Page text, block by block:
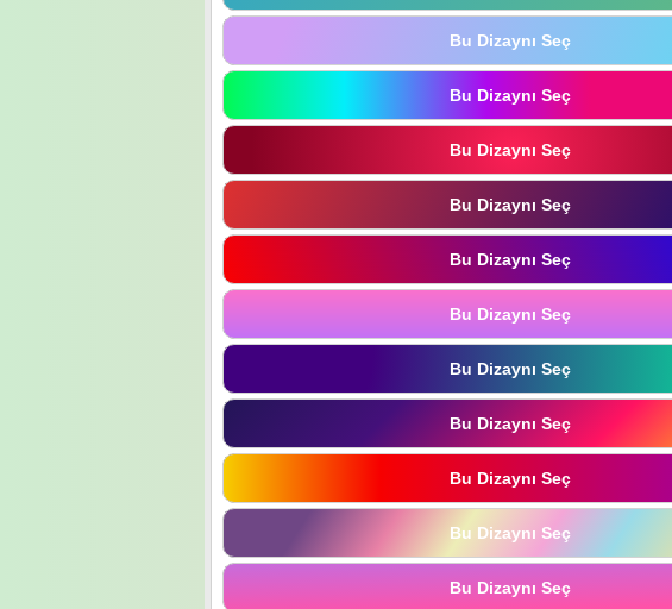
Bu Dizaynı Seç
Bu Dizaynı Seç
Bu Dizaynı Seç
Bu Dizaynı Seç
Bu Dizaynı Seç
Bu Dizaynı Seç
Bu Dizaynı Seç
Bu Dizaynı Seç
Bu Dizaynı Seç
Bu Dizaynı Seç
Bu Dizaynı Seç